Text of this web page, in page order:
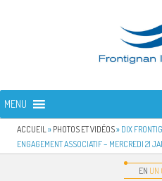
FRONTIGNAN LA
MENU
ACCUEIL » PHOTOS ET VIDÉOS» DIX
ENGAGEMENT ASSOCIATIF – MERCREDI 21
EN UN